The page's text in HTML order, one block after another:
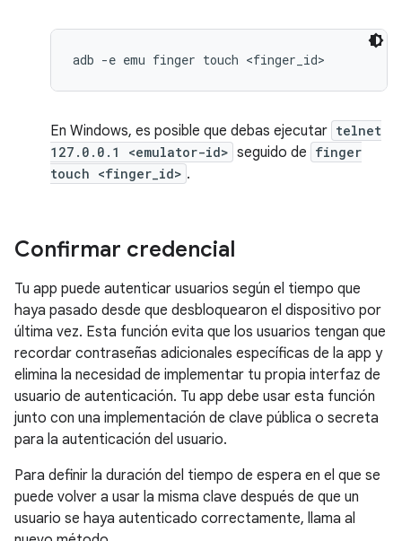
En Windows, es posible que debas ejecutar telnet
127.0.0.1 <emulator-id> seguido de finger
touch <finger_id> .
Confirmar credencial
Tu app puede autenticar usuarios según el tiempo que
haya pasado desde que desbloquearon el dispositivo por
última vez. Esta función evita que los usuarios tengan que
recordar contraseñas adicionales específicas de la app y
elimina la necesidad de implementar tu propia interfaz de
usuario de autenticación. Tu app debe usar esta función
junto con una implementación de clave pública o secreta
para la autenticación del usuario.
Para definir la duración del tiempo de espera en el que se
puede volver a usar la misma clave después de que un
usuario se haya autenticado correctamente, llama al